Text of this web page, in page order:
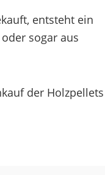
entsteht ein
sogar aus
der Holzpellets